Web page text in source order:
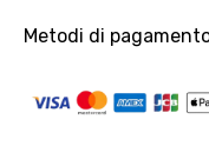
Metodi di